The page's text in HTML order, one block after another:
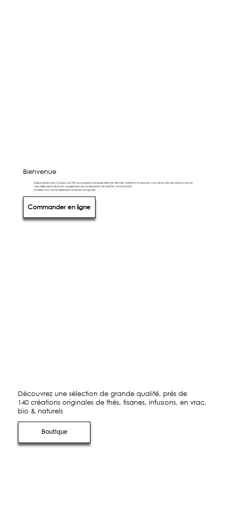
Bienvenue
Depuis quatre ans, Couleurs du Thé vous propose une large sélection de thés, tisanes et infusions en vrac, bio & naturels. Découvrez ces
merveilles de la nature et voyagez dans le monde entier sans quitter votre fauteuil.
Installez vous confortablement et laissez vous guider.
Commander en ligne
Découvrez une sélection de grande qualité, près de
140 créations originales de thés, tisanes, infusions, en vrac,
bio & naturels
Boutique